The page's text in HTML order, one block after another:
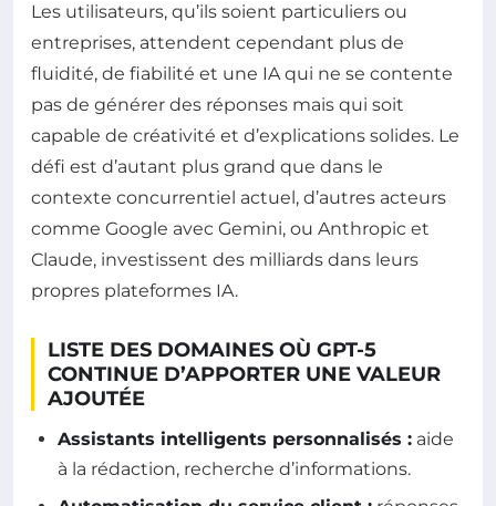
Les utilisateurs, qu’ils soient particuliers ou
entreprises, attendent cependant plus de
fluidité, de fiabilité et une IA qui ne se contente
pas de générer des réponses mais qui soit
capable de créativité et d’explications solides. Le
défi est d’autant plus grand que dans le
contexte concurrentiel actuel, d’autres acteurs
comme Google avec Gemini, ou Anthropic et
Claude, investissent des milliards dans leurs
propres plateformes IA.
LISTE DES DOMAINES OÙ GPT-5
CONTINUE D’APPORTER UNE VALEUR
AJOUTÉE
Assistants intelligents personnalisés : aide
à la rédaction, recherche d’informations.